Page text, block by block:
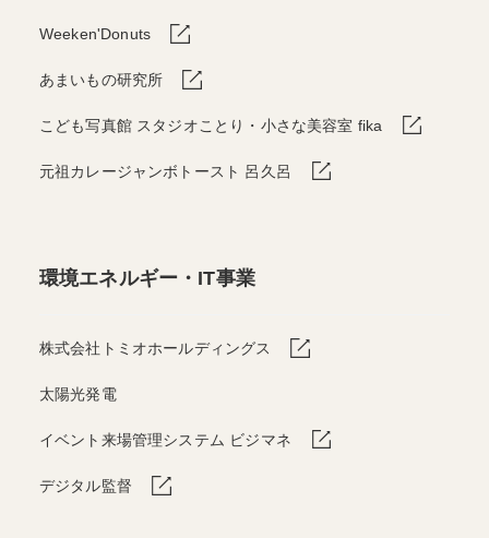
Weeken'Donuts
あまいもの研究所
こども写真館 スタジオことり・小さな美容室 fika
元祖カレージャンボトースト 呂久呂
環境エネルギー・IT事業
株式会社トミオホールディングス
太陽光発電
イベント来場管理システム ビジマネ
デジタル監督